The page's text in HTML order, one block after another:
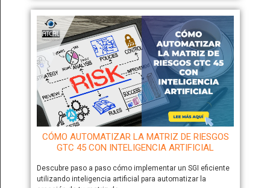
CÓMO AUTOMATIZAR LA MATRIZ DE RIESGOS
GTC 45 CON INTELIGENCIA ARTIFICIAL
Descubre paso a paso cómo implementar un SGI eficiente
utilizando inteligencia artificial para automatizar la